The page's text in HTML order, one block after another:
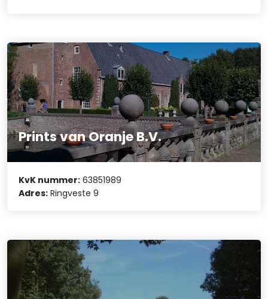
Prints van Oranje B.V.
KvK nummer: 63851989
Adres: Ringveste 9